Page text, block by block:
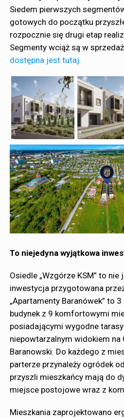
Siedem pierwszych
gotowych do początku
rozpocznie się drugi etap
Segmenty wciąż są w
dostępna jest tutaj.
To niejedyna wyjątkowa
Osiedle „Wzgórze KSM” to
inwestycja przygotowana
„Apartamenty Baranówek” to
budynek z 9 komfortowymi
posiadającymi wygodne
niepowtarzalnym widokiem na
Baranowski. Do każdego z
parterze przynależy ogródek
przyszli mieszkańcy mają do
miejsce postojowe wraz z
Mieszkania zaprojektowano